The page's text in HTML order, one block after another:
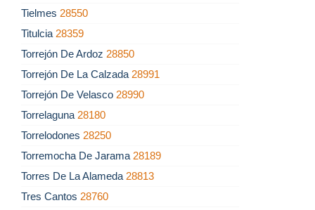
Tielmes 28550
Titulcia 28359
Torrejón De Ardoz 28850
Torrejón De La Calzada 28991
Torrejón De Velasco 28990
Torrelaguna 28180
Torrelodones 28250
Torremocha De Jarama 28189
Torres De La Alameda 28813
Tres Cantos 28760